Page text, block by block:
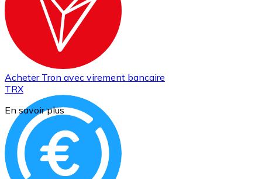
Acheter Tron avec virement bancaire
TRX
En savoir plus